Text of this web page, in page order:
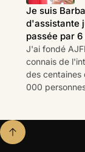
Je suis
d'assistante
passée par
J'ai fondé
connais de
des centaines
000